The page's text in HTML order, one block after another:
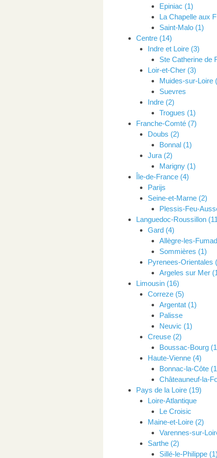
Epiniac (1)
La Chapelle aux
Saint-Malo (1)
Centre (14)
Indre et Loire (3)
Ste Catherine de
Loir-et-Cher (3)
Muides-sur-Loire
Suevres
Indre (2)
Trogues (1)
Franche-Comté (7)
Doubs (2)
Bonnal (1)
Jura (2)
Marigny (1)
Île-de-France (4)
Parijs
Seine-et-Marne (2)
Plessis-Feu-
Languedoc-Roussillon
Gard (4)
Allègre-les-
Sommières (1)
Pyrenees-Orientales
Argeles sur Mer
Limousin (16)
Correze (5)
Argentat (1)
Palisse
Neuvic (1)
Creuse (2)
Boussac-Bourg
Haute-Vienne (4)
Bonnac-la-Côte
Châteauneuf-la-
Pays de la Loire (19)
Loire-Atlantique
Le Croisic
Maine-et-Loire (2)
Varennes-sur-
Sarthe (2)
Sillé-le-Philippe